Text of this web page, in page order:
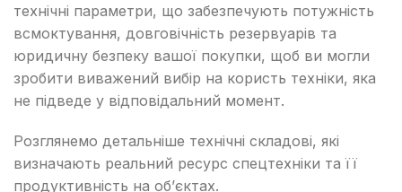
технічні параметри, що забезпечують потужність
всмоктування, довговічність резервуарів та
юридичну безпеку вашої покупки, щоб ви могли
зробити виважений вибір на користь техніки, яка
не підведе у відповідальний момент.
Розглянемо детальніше технічні складові, які
визначають реальний ресурс спецтехніки та її
продуктивність на об’єктах.